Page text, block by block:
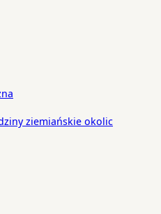
ziemiańskie okolic